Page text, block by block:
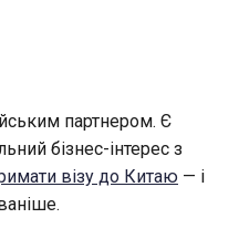
партнером. Є
бізнес-інтерес з
візу до Китаю — і